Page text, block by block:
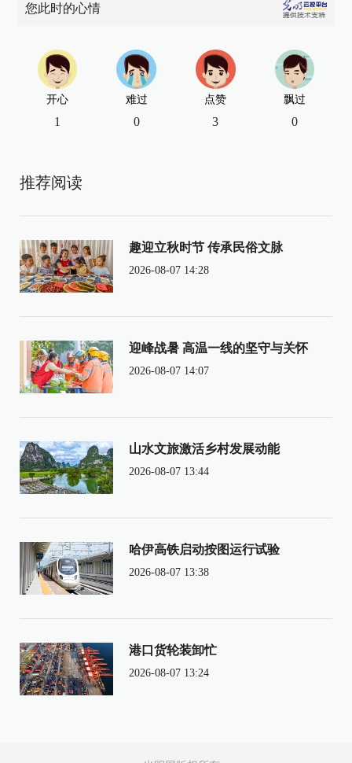
您此时的心情
开心
1
难过
0
点赞
3
飘过
0
推荐阅读
趣迎立秋时节 传承民俗文脉
2026-08-07 14:28
迎峰战暑 高温一线的坚守与关怀
2026-08-07 14:07
山水文旅激活乡村发展动能
2026-08-07 13:44
哈伊高铁启动按图运行试验
2026-08-07 13:38
港口货轮装卸忙
2026-08-07 13:24